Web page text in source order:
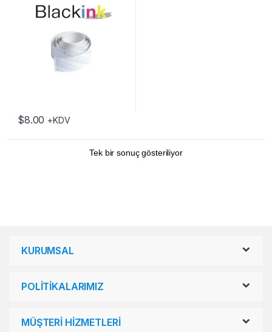
$8.00 +KDV
Tek bir sonuç gösteriliyor
KURUMSAL
POLİTİKALARIMIZ
MÜŞTERİ HİZMETLERİ